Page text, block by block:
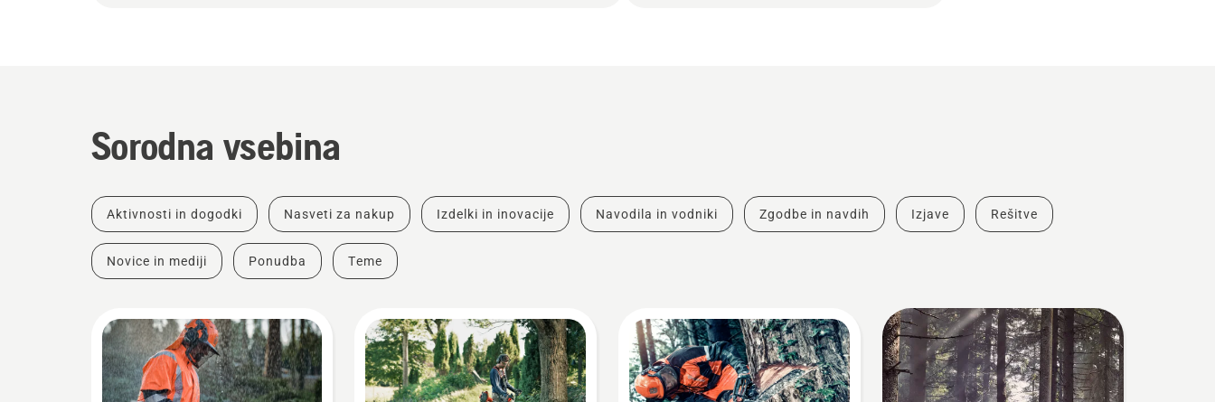
Sorodna vsebina
Aktivnosti in dogodki Nasveti za nakup Izdelki in inovacije Navodila in vodniki Zgodbe in navdih Izjave Rešitve
Novice in mediji Ponudba Teme